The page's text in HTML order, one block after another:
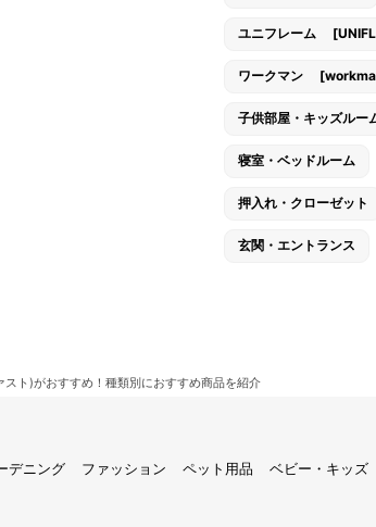
ユニフレーム
ワークマン
子供部屋・キッズルー
寝室・ベッドルーム
押入れ・クローゼット
玄関・エントランス
スト)がおすすめ！種類別におすすめ商品を紹介
デニング ファッション ペット用品 ベビー・キッズ